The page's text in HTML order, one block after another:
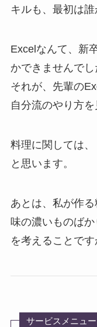
キルも、最初は誰
Excelなんて、新
かできませんでし
それが、先輩の
自分流のやり方を
料理に関しては
と思います。
あとは、私が作
味の濃いものば
を考えることです
サービスメニュー